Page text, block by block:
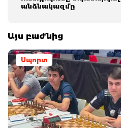
անձնակազմը
Այս բաժնից
Սպորտ